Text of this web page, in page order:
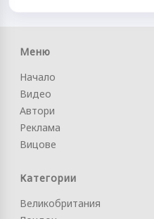
Меню
Начало
Видео
Автори
Реклама
Вицове
Категории
Великобритания